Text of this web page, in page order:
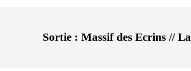
Sortie : Massif des Ecrins //